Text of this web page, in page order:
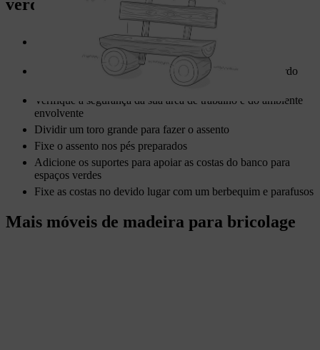
verdes
O pinho, o larício e o freixo são os materiais ideais para
projetos de exterior
Use sempre equipamento de proteção individual de acordo
instruções de operaçãoda sua máquina
Verifique a segurança da sua área de trabalho e do ambiente
envolvente
Dividir um toro grande para fazer o assento
Fixe o assento nos pés preparados
Adicione os suportes para apoiar as costas do banco para
espaços verdes
Fixe as costas no devido lugar com um berbequim e parafusos
Mais móveis de madeira para bricolage